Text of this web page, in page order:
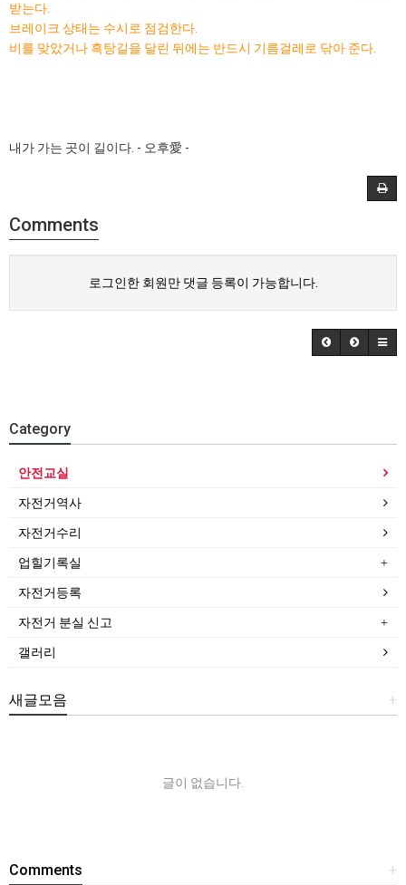
받는다.
브레이크 상태는 수시로 점검한다.
비를 맞았거나 흑탕길을 달린 뒤에는 반드시 기름걸레로 닦아 준다.
내가 가는 곳이 길이다. - 오후愛 -
Comments
로그인한 회원만 댓글 등록이 가능합니다.
Category
안전교실
자전거역사
자전거수리
업힐기록실
자전거등록
자전거 분실 신고
갤러리
+
새글모음
글이 없습니다.
+
Comments